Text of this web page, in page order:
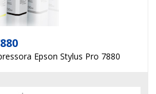
Epson Stylus Pro 7880